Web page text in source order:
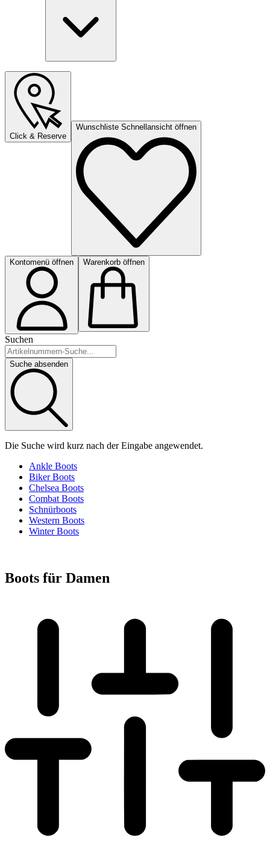
Click & Reserve
Wunschliste Schnellansicht öffnen
Kontomenü öffnen Warenkorb öffnen
Suchen
Suche absenden
Die Suche wird kurz nach der Eingabe angewendet.
Ankle Boots
Biker Boots
Chelsea Boots
Combat Boots
Schnürboots
Western Boots
Winter Boots
Boots für Damen